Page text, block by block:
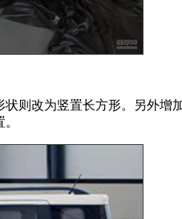
状则改为竖置长方形。另外增